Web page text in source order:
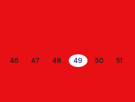
46 47 48 49 50 51